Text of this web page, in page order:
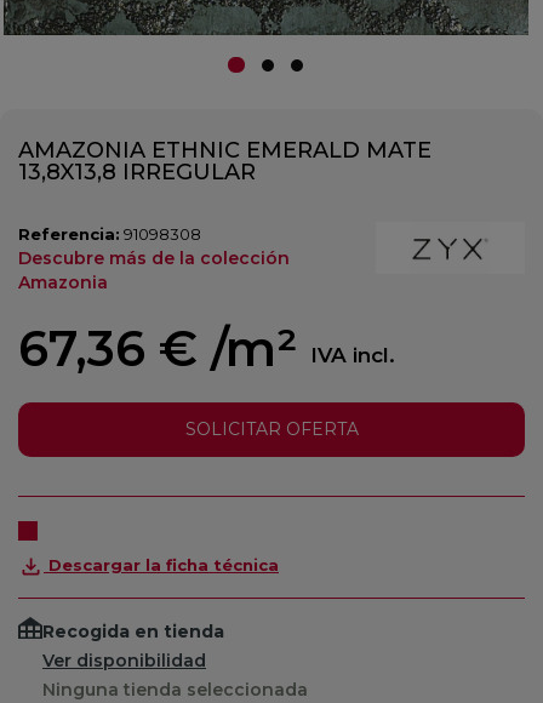
AMAZONIA ETHNIC EMERALD MATE
13,8X13,8 IRREGULAR
Referencia: 91098308
Descubre más de la colección
Amazonia
67,36 € /m² IVA incl.
SOLICITAR OFERTA
Descargar la ficha técnica
Recogida en tienda
Ver disponibilidad
Ninguna tienda seleccionada